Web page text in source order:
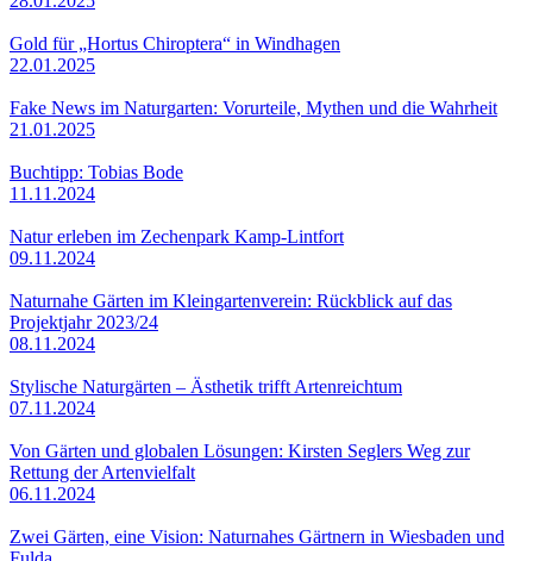
Gold für „Hortus Chiroptera“ in Windhagen
22.01.2025
Fake News im Naturgarten: Vorurteile, Mythen und die Wahrheit
21.01.2025
Buchtipp: Tobias Bode
11.11.2024
Natur erleben im Zechenpark Kamp-Lintfort
09.11.2024
Naturnahe Gärten im Kleingartenverein: Rückblick auf das
Projektjahr 2023/24
08.11.2024
Stylische Naturgärten – Ästhetik trifft Artenreichtum
07.11.2024
Von Gärten und globalen Lösungen: Kirsten Seglers Weg zur
Rettung der Artenvielfalt
06.11.2024
Zwei Gärten, eine Vision: Naturnahes Gärtnern in Wiesbaden und